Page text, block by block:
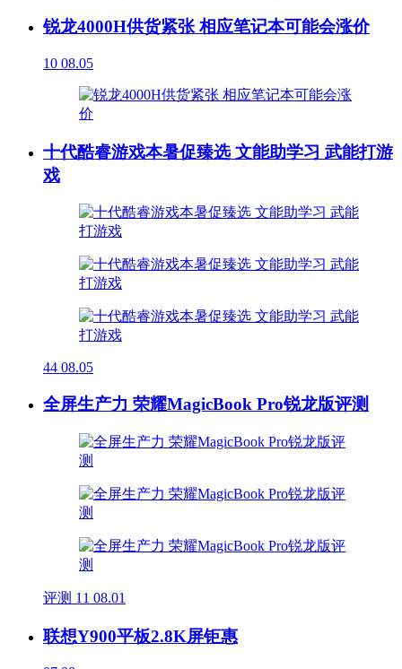
锐龙4000H供货紧张 相应笔记本可能会涨价
10 08.05
十代酷睿游戏本暑促臻选 文能助学习 武能打游
戏
44 08.05
全屏生产力 荣耀MagicBook Pro锐龙版评测
评测 11 08.01
联想Y900平板2.8K屏钜惠